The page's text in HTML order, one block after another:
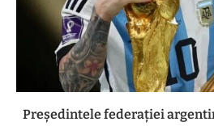
Președintele federației